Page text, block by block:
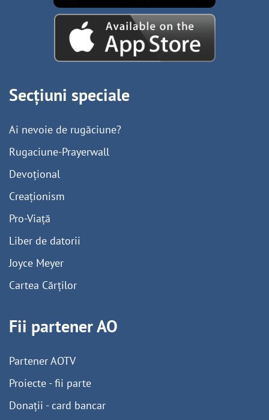
Secțiuni speciale
Ai nevoie de rugăciune?
Rugaciune-Prayerwall
Devoțional
Creaționism
Pro-Viață
Liber de datorii
Joyce Meyer
Cartea Cărților
Fii partener AO
Partener AOTV
Proiecte - fii parte
Donații - card bancar